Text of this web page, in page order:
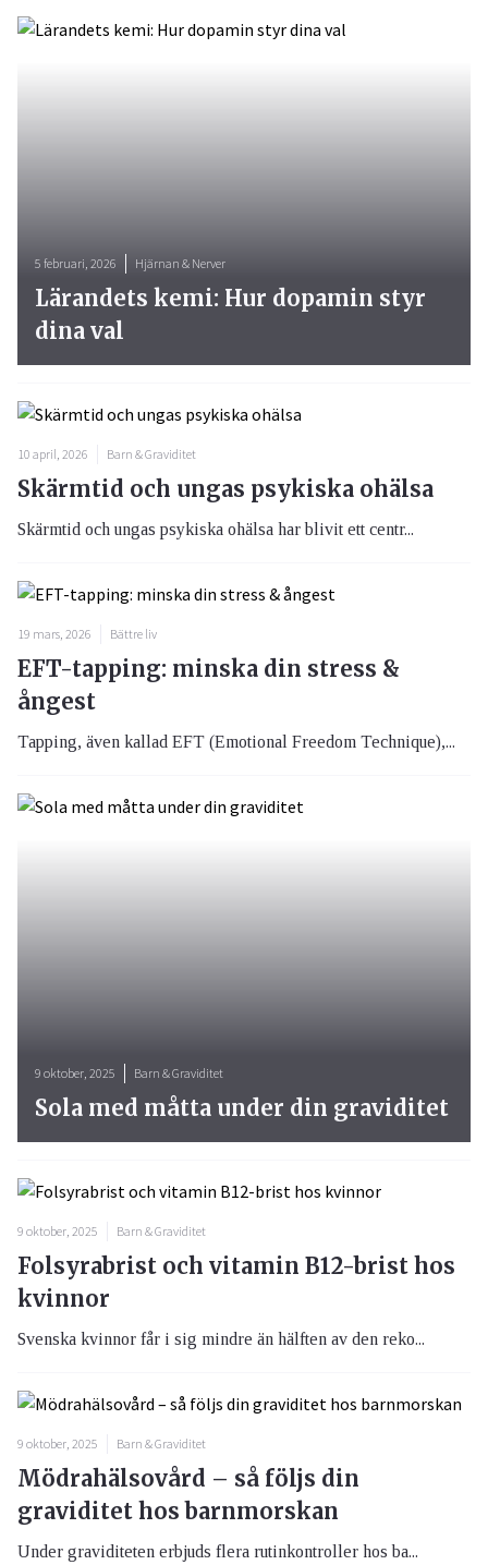
10 april, 2026 Barn & Graviditet
Skärmtid och ungas psykiska ohälsa
Skärmtid och ungas psykiska ohälsa har blivit ett centr...
19 mars, 2026 Bättre liv
EFT-tapping: minska din stress &
ångest
Tapping, även kallad EFT (Emotional Freedom Technique),...
5 februari, 2026 Hjärnan & Nerver
Lärandets kemi: Hur dopamin styr
dina val
9 oktober, 2025 Barn & Graviditet
Sola med måtta under din graviditet
9 oktober, 2025 Barn & Graviditet
Folsyrabrist och vitamin B12-brist hos
kvinnor
Svenska kvinnor får i sig mindre än hälften av den reko...
9 oktober, 2025 Barn & Graviditet
Mödrahälsovård – så följs din
graviditet hos barnmorskan
Under graviditeten erbjuds flera rutinkontroller hos ba...